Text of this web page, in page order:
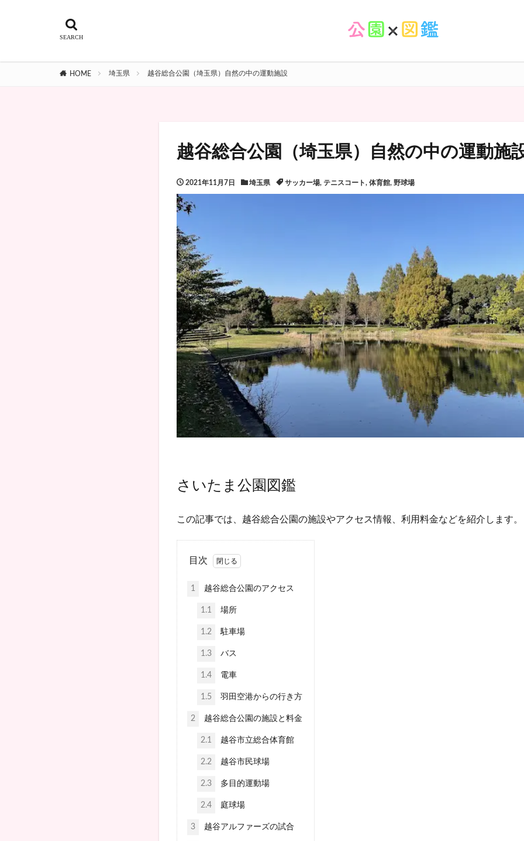
HOME 埼玉県 越谷総合公園（埼玉県）自然の中の運動施設
越谷総合公園（埼玉県）自然の中の運動施
2021年11月7日 埼玉県 サッカー場, テニスコート, 体育館, 野球場
さいたま公園図鑑
この記事では、越谷総合公園の施設やアクセス情報、利用料金などを紹介します。
目次
1 越谷総合公園のアクセス
1.1 場所
1.2 駐車場
1.3 バス
1.4 電車
1.5 羽田空港からの行き方
2 越谷総合公園の施設と料金
2.1 越谷市立総合体育館
2.2 越谷市民球場
2.3 多目的運動場
2.4 庭球場
3 越谷アルファーズの試合